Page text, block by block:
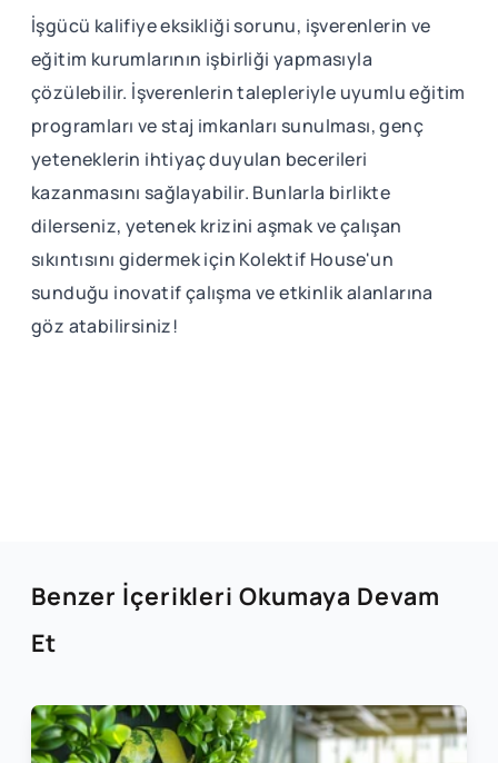
İşgücü kalifiye eksikliği sorunu, işverenlerin ve
eğitim kurumlarının işbirliği yapmasıyla
çözülebilir. İşverenlerin talepleriyle uyumlu eğitim
programları ve staj imkanları sunulması, genç
yeteneklerin ihtiyaç duyulan becerileri
kazanmasını sağlayabilir. Bunlarla birlikte
dilerseniz, yetenek krizini aşmak ve çalışan
sıkıntısını gidermek için Kolektif House'un
sunduğu inovatif çalışma ve etkinlik alanlarına
göz atabilirsiniz!
Benzer İçerikleri Okumaya Devam
Et